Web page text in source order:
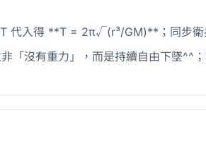
代入得 **T = 2π√(r³/GM)**；同步衛
「沒有重力」，而是持續自由下墜^^